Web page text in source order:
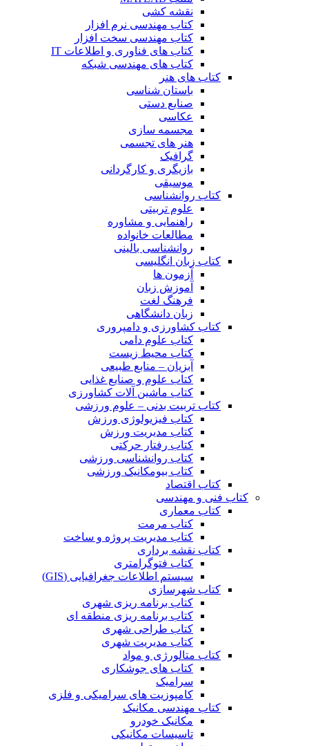
نقشه کشی
کتاب مهندسی نرم افزار
کتاب مهندسی سخت افزار
کتاب های فناوری و اطلاعات IT
کتاب های مهندسی شبکه
کتاب های هنر
باستان شناسی
صنایع دستی
عکاسی
مجسمه سازی
هنر های تجسمی
گرافیک
بازیگری و کارگردانی
موسیقی
کتاب روانشناسی
علوم تربیتی
راهنمایی و مشاوره
مطالعات خانواده
روانشناسی بالینی
کتاب زبان انگلیسی
آزمون ها
آموزش زبان
فرهنگ لغت
زبان دانشگاهی
کتاب کشاورزی و دامپروری
کتاب علوم دامی
کتاب محیط زیست
آبزیان – منابع طبیعی
کتاب علوم و صنایع غذایی
کتاب ماشین آلات کشاورزی
کتاب تربیت بدنی – علوم ورزشی
کتاب فیزیولوژی ورزش
کتاب مدیریت ورزش
کتاب رفتار حرکتی
کتاب روانشناسی ورزشی
کتاب بیومکانیک ورزشی
کتاب اقتصاد
کتاب فنی و مهندسی
کتاب معماری
کتاب مرمت
کتاب مدیریت پروژه و ساخت
کتاب نقشه برداری
کتاب فتوگرامتری
سیستم اطلاعات جغرافیایی (GIS)
کتاب شهرسازی
کتاب برنامه ریزی شهری
کتاب برنامه ریزی منطقه ای
کتاب طراحی شهری
کتاب مدیریت شهری
کتاب متالورژی و مواد
کتاب های جوشکاری
سرامیک
کامپوزیت های سرامیکی و فلزی
کتاب مهندسی مکانیک
مکانیک خودرو
تاسیسات مکانیکی